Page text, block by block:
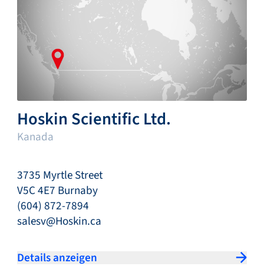
Hoskin Scientific Ltd.
Kanada
3735 Myrtle Street
V5C 4E7 Burnaby
(604) 872-7894
salesv@Hoskin.ca
Details anzeigen